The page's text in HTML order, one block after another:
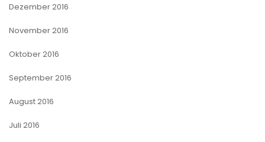
Dezember 2016
November 2016
Oktober 2016
September 2016
August 2016
Juli 2016